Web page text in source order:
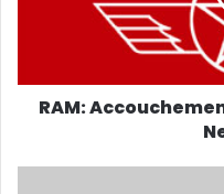
RAM: